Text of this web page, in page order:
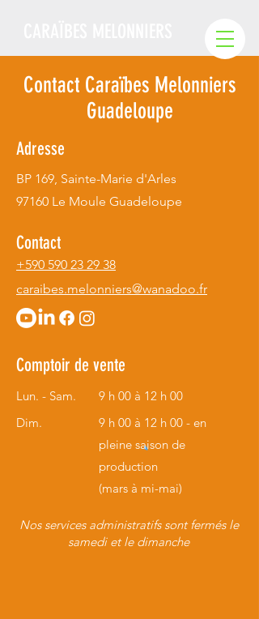
Contact Caraïbes Melonniers
Guadeloupe
Adresse
BP 169, Sainte-Marie d'Arles
97160 Le Moule Guadeloupe
Contact
+590 590 23 29 38
caraibes.melonniers@wanadoo.fr
Comptoir de vente
Lun. - Sam.
9 h 00 à 12 h 00
Dim.
9 h 00 à 12 h 00 - en
pleine saison de
production
(mars à mi-mai)
Nos services administratifs sont fermés le
samedi et le dimanche